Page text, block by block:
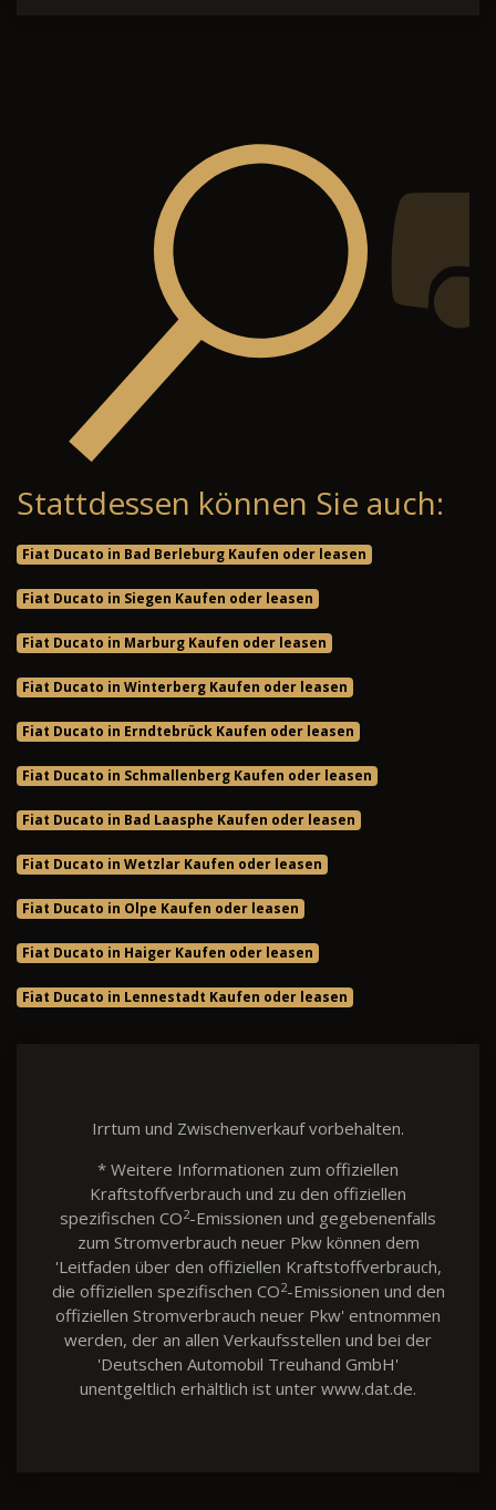
Stattdessen können Sie auch:
Fiat Ducato in Bad Berleburg Kaufen oder leasen
Fiat Ducato in Siegen Kaufen oder leasen
Fiat Ducato in Marburg Kaufen oder leasen
Fiat Ducato in Winterberg Kaufen oder leasen
Fiat Ducato in Erndtebrück Kaufen oder leasen
Fiat Ducato in Schmallenberg Kaufen oder leasen
Fiat Ducato in Bad Laasphe Kaufen oder leasen
Fiat Ducato in Wetzlar Kaufen oder leasen
Fiat Ducato in Olpe Kaufen oder leasen
Fiat Ducato in Haiger Kaufen oder leasen
Fiat Ducato in Lennestadt Kaufen oder leasen
Irrtum und Zwischenverkauf vorbehalten.
* Weitere Informationen zum offiziellen
Kraftstoffverbrauch und zu den offiziellen
spezifischen CO2-Emissionen und gegebenenfalls
zum Stromverbrauch neuer Pkw können dem
'Leitfaden über den offiziellen Kraftstoffverbrauch,
die offiziellen spezifischen CO2-Emissionen und den
offiziellen Stromverbrauch neuer Pkw' entnommen
werden, der an allen Verkaufsstellen und bei der
'Deutschen Automobil Treuhand GmbH'
unentgeltlich erhältlich ist unter www.dat.de.